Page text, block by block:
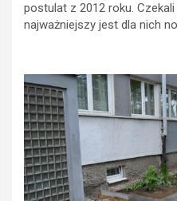
postulat z 2012 roku.
najważniejszy jest dla nich